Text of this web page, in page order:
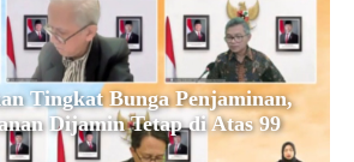
Tingkat Bunga Penjaminan,
Dijamin Tetap di Atas 99